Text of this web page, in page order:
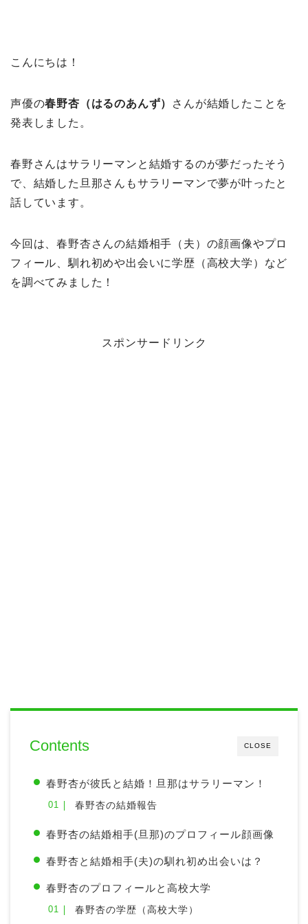
こんにちは！
声優の春野杏（はるのあんず）
さんが結婚したことを
発表しました。
春野さんはサラリーマンと結婚するのが夢だったそう
で、結婚した旦那さんもサラリーマンで夢が叶ったと
話しています。
今回は、春野杏さんの結婚相手（夫）の顔画像やプロ
フィール、馴れ初めや出会いに学歴（高校大学）など
を調べてみました！
スポンサードリンク
CLOSE
Contents
春野杏が彼氏と結婚！旦那はサラリーマン！
春野杏の結婚報告
春野杏の結婚相手(旦那)のプロフィール顔画像
春野杏と結婚相手(夫)の馴れ初め出会いは？
春野杏のプロフィールと高校大学
春野杏の学歴（高校大学）